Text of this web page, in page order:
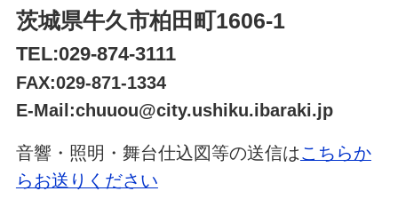
茨城県牛久市柏田町1606-1
TEL:029-874-3111
FAX:029-871-1334
E-Mail:chuuou@city.ushiku.ibaraki.jp
音響・照明・舞台仕込図等の送信はこちらか
らお送りください